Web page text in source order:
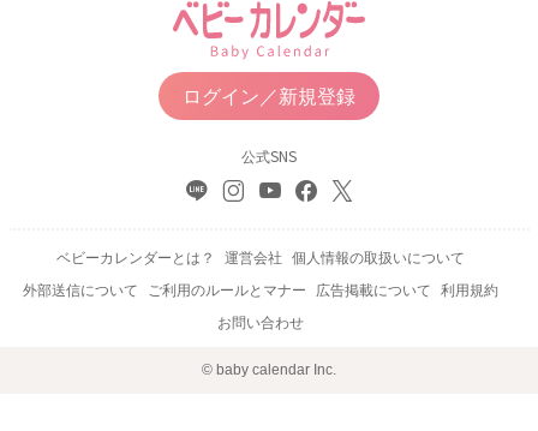
ログイン／新規登録
公式SNS
ベビーカレンダーとは？ 運営会社 個人情報の取扱いについて
外部送信について
ご利用のルールとマナー 広告掲載について 利用規約
お問い合わせ
© baby calendar Inc.